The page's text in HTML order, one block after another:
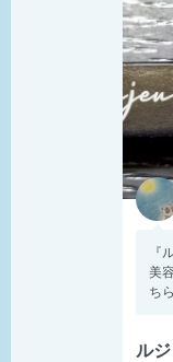
『
美
ち
ル